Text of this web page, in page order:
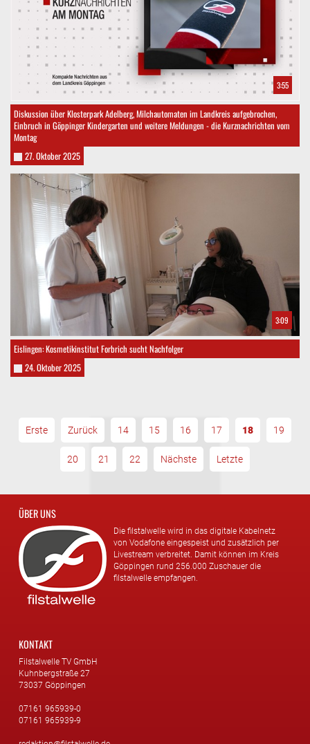
3:55
Diskussion über Klosterpark Adelberg, Milchautomaten im Landkreis aufgebrochen,
Einbruch in Göppinger Kindergarten und weitere Meldungen - die Kurznachrichten vom
Montag
27. Oktober 2025
3:09
Eislingen: Kosmetikinstitut Forbrich sucht Nachfolger
24. Oktober 2025
Erste Zurück 14 15 16 17 18 19
20 21 22 Nächste Letzte
ÜBER UNS
Die filstalwelle wird in das digitale Kabelnetz
von Vodafone eingespeist und zusätzlich per
Livestream verbreitet. Damit können im Kreis
Göppingen rund 256.000 Zuschauer die
filstalwelle empfangen.
KONTAKT
Filstalwelle TV GmbH
Kuhnbergstraße 27
73037 Göppingen
07161 965939-0
07161 965939-9